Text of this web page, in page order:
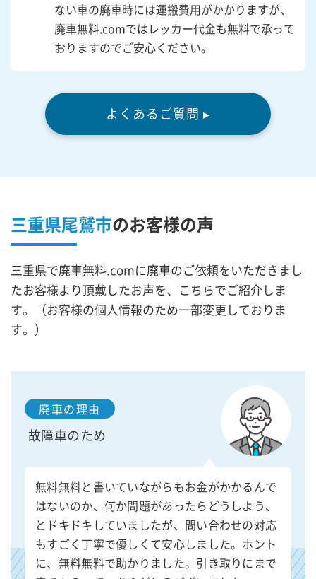
ない車の廃車時には運搬費用がかかりますが、
廃車無料.comではレッカー代金も無料で承って
おりますのでご安心ください。
よくあるご質問 ▸
三重県尾鷲市のお客様の声
三重県で廃車無料.comに廃車のご依頼をいただきまし
たお客様より頂戴したお声を、こちらでご紹介しま
す。（お客様の個人情報のため一部変更しておりま
す。）
廃車の理由
故障車のため
無料無料と書いていながらもお金がかかるんで
はないのか、何か問題があったらどうしよう、
とドキドキしていましたが、問い合わせの対応
もすごく丁寧で優しくて安心しました。ホント
に、無料無料で助かりました。引き取りにまで